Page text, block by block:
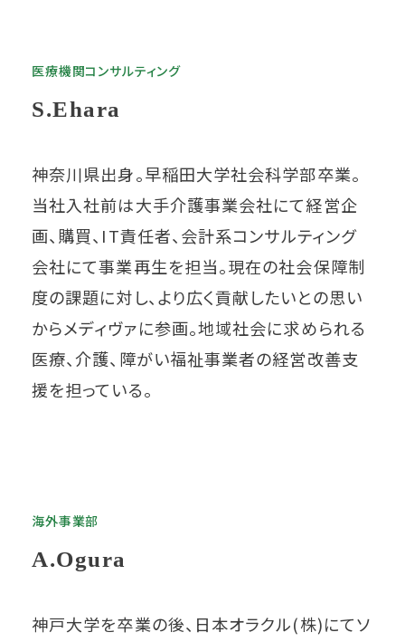
医療機関コンサルティング
S.Ehara
神奈川県出身。早稲田大学社会科学部卒業。
当社入社前は大手介護事業会社にて経営企
画、購買、IT責任者、会計系コンサルティング
会社にて事業再生を担当。現在の社会保障制
度の課題に対し、より広く貢献したいとの思い
からメディヴァに参画。地域社会に求められる
医療、介護、障がい福祉事業者の経営改善支
援を担っている。
海外事業部
A.Ogura
神戸大学を卒業の後、日本オラクル(株)にてソ